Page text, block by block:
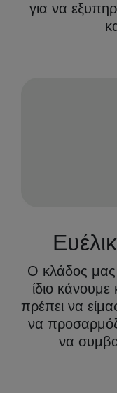
για να
Ο κλάδος μας
ίδιο κάνουμε
πρέπει να
να
να